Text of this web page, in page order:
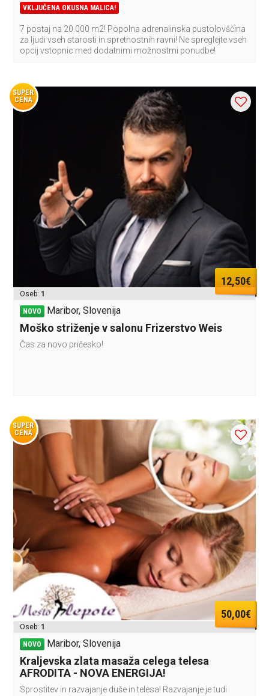
VKLJUČENA OKUSNA MALICA!
7 postaj na 20.000 m2! Popolna adrenalinska pustolovščina
za ljudi vseh starosti in spretnostnih ravni! Ne spreglejte vseh
opcij vstopnic med dodatnimi možnostmi ponudbe!
SUPER
CENA
12,50€
Oseb: 1
NOVO Maribor, Slovenija
Moško striženje v salonu Frizerstvo Weis
Čas za novo pričesko!
SUPER
CENA
50,00€
Oseb: 1
NOVO Maribor, Slovenija
Kraljevska zlata masaža celega telesa
AFRODITA - NOVA ENERGIJA!
Sprostitev in razvajanje duše in telesa! Razvajanje je tudi